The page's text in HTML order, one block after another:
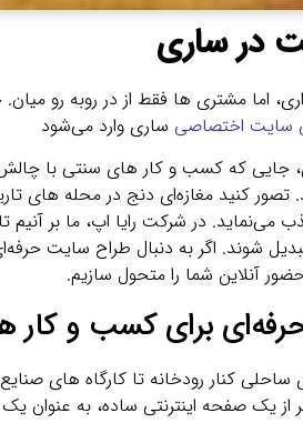
در ساری
سایت اختصاصی ساری وارد می‌شود
جایی که کسب‌ و کار های سنتی با
می‌نماید. در شرکت رایا اپ، ما بر
شوند. اگر به دنبال طراح سایت
آنلاین شما را متحول سازیم.
برای کسب‌ و کار
کنار رودخانه تا کارگاه‌ های
یک صفحه اینترنتی ساده، به عنوان یک